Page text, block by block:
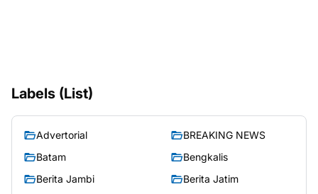
Labels (List)
Advertorial
BREAKING NEWS
Batam
Bengkalis
Berita Jambi
Berita Jatim